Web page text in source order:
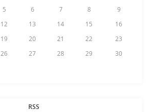
5 6 7 8
9
12 13 14 15
16
19 20 21 22
23
26 27 28 29
30
RSS